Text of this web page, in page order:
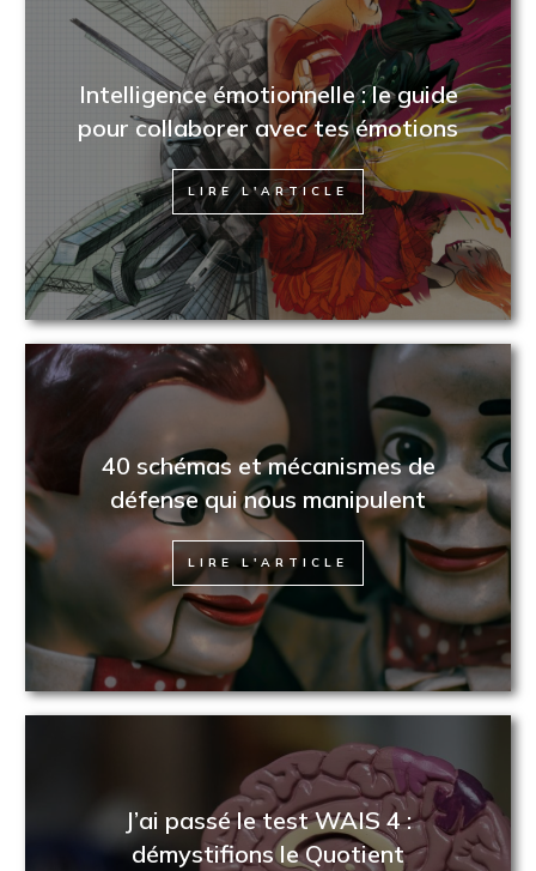
Intelligence émotionnelle : le guide
pour collaborer avec tes émotions
LIRE L'ARTICLE
40 schémas et mécanismes de
défense qui nous manipulent
LIRE L'ARTICLE
J’ai passé le test WAIS 4 :
démystifions le Quotient